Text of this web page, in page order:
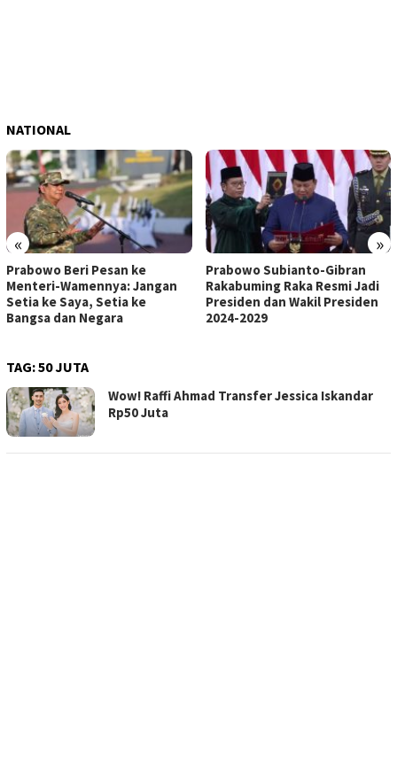
NATIONAL
« »
Prabowo Beri Pesan ke
Menteri-Wamennya: Jangan
Setia ke Saya, Setia ke
Bangsa dan Negara
Prabowo Subianto-Gibran
Rakabuming Raka Resmi Jadi
Presiden dan Wakil Presiden
2024-2029
TAG:50 JUTA
Wow! Raffi Ahmad Transfer Jessica Iskandar
Rp50 Juta